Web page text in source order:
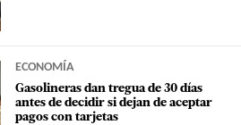
ECONOMÍA
Gasolineras dan tregua de 30 días
antes de decidir si dejan de aceptar
pagos con tarjetas